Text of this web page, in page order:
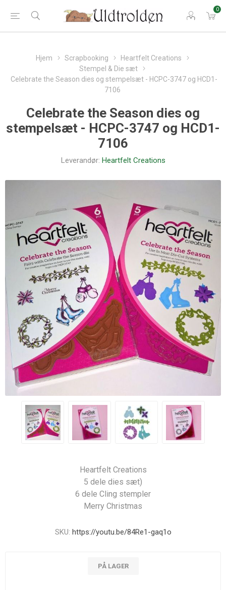
0
Hjem Scrapbooking
Heartfelt Creations
Stempel & Die sæt
Celebrate the Season dies og stempelsæt - HCPC-3747 og HCD1-
7106
Celebrate the Season dies og
stempelsæt - HCPC-3747 og HCD1-
7106
Leverandør: Heartfelt Creations
Heartfelt Creations
5 dele dies sæt)
6 dele Cling stempler
Merry Christmas
SKU: https://youtu.be/84Re1-gaq1o
PÅ LAGER